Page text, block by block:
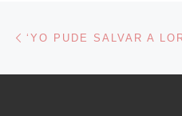
Navegación de
‘YO PUDE SALVAR A